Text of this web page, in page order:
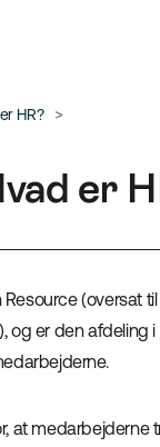
HR?
er
(oversat
og er den afdeling
at medarbejderne